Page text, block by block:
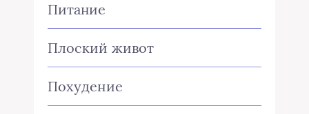
Питание
Плоский живот
Похудение